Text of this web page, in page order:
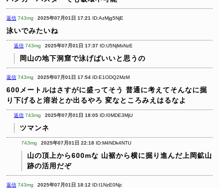
返信 743mg 2025年07月01日 17:21 ID:AzMjg5NjE
泳いでみたいね
返信 743mg 2025年07月01日 17:37 ID:U5NjMxNzE
岡山の地下洞窟で泳げばいいと思うの
返信 743mg 2025年07月01日 17:54 ID:E1ODQ2MzM
600メートルはさすがに盛ってそう 普通に考えてそんなに掘
り下げると溶岩とか出るやろ 変なところみえはるなよ
返信 743mg 2025年07月01日 18:05 ID:I0MDE3MjU
ツマンネ
743mg 2025年07月01日 22:18 ID:M4NDk4NTU
山の頂上から600mな 山裾から横に掘り進んだ上岡鉱山
跡の活用だぞ
返信 743mg 2025年07月01日 18:12 ID:I1NzE0Njc